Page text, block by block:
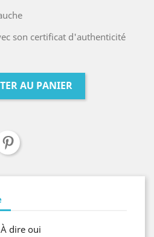
son certificat d'authenticité
AU PANIER
dire oui